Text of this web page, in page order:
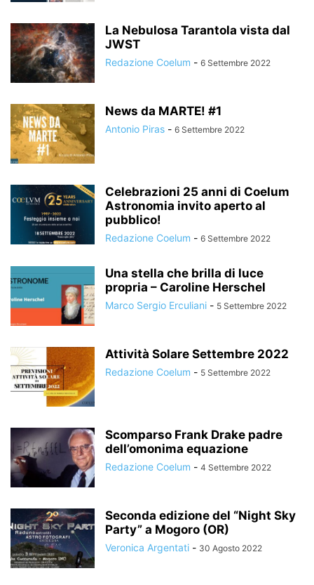
La Nebulosa Tarantola vista dal
JWST
Redazione Coelum - 6 Settembre 2022
News da MARTE! #1
Antonio Piras - 6 Settembre 2022
Celebrazioni 25 anni di Coelum
Astronomia invito aperto al
pubblico!
Redazione Coelum - 6 Settembre 2022
Una stella che brilla di luce
propria – Caroline Herschel
Marco Sergio Erculiani - 5 Settembre 2022
Attività Solare Settembre 2022
Redazione Coelum - 5 Settembre 2022
Scomparso Frank Drake padre
dell’omonima equazione
Redazione Coelum - 4 Settembre 2022
Seconda edizione del “Night Sky
Party” a Mogoro (OR)
Veronica Argentati - 30 Agosto 2022